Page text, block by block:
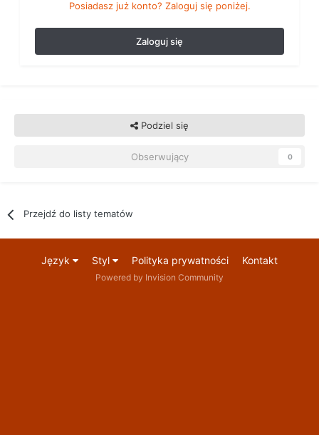
Posiadasz już konto? Zaloguj się poniżej.
Zaloguj się
Podziel się
Obserwujący 0
Przejdź do listy tematów
Język Styl Polityka prywatności Kontakt
Powered by Invision Community